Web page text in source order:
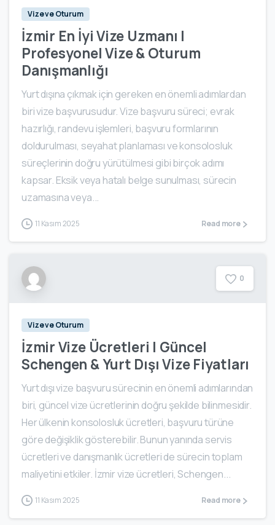
Vize ve Oturum
İzmir En İyi Vize Uzmanı |
Profesyonel Vize & Oturum
Danışmanlığı
Yurt dışına çıkmak için gereken en önemli adımlardan
biri vize başvurusudur. Vize başvuru süreci; evrak
hazırlığı, randevu işlemleri, başvuru formlarının
doldurulması, seyahat planlaması ve konsolosluk
süreçlerinin doğru yürütülmesi gibi birçok adımı
kapsar. Eksik veya hatalı belge sunulması, sürecin
uzamasına veya...
11 Kasım 2025 Read more
0
Vize ve Oturum
İzmir Vize Ücretleri | Güncel
Schengen & Yurt Dışı Vize Fiyatları
Yurt dışı vize başvuru sürecinin en önemli adımlarından
biri, güncel vize ücretlerinin doğru şekilde bilinmesidir.
Her ülkenin konsolosluk ücretleri, başvuru türüne
göre değişiklik gösterebilir. Bunun yanında servis
ücretleri ve danışmanlık ücretleri de sürecin toplam
maliyetini etkiler. İzmir vize ücretleri, Schengen...
11 Kasım 2025 Read more